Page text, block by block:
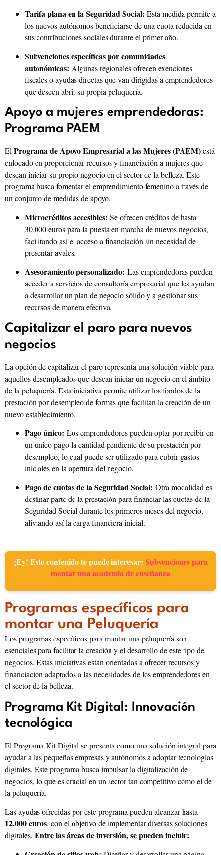
Tarifa plana en la Seguridad Social: Esta medida permite a
los nuevos autónomos beneficiarse de una cuota reducida en
sus contribuciones sociales durante el primer año.
Subvenciones específicas por comunidades
autonómicas: Algunas regionales ofrecen exenciones
fiscales o ayudas directas que van dirigidas a emprendedores
que deseen abrir su propia peluquería.
Apoyo a mujeres emprendedoras:
Programa PAEM
ElPrograma de Apoyo Empresarial a las Mujeres (PAEM)está
enfocado en proporcionar recursos y financiación a mujeres que
desean iniciar su propio negocio en el sector de la belleza. Este
programa busca fomentar el emprendimiento femenino a través de
un conjunto de medidas de apoyo.
Microcréditos accesibles: Se ofrecen créditos de hasta
30.000 euros para la puesta en marcha de nuevos negocios,
facilitando así el acceso a financiación sin necesidad de
presentar avales.
Asesoramiento personalizado: Las emprendedoras pueden
acceder a servicios de consultoría empresarial que les ayudan
a desarrollar un plan de negocio sólido y a gestionar sus
recursos de manera efectiva.
Capitalizar el paro para nuevos
negocios
La opción de capitalizar el paro representa una solución viable para
aquellos desempleados que desean iniciar un negocio en el ámbito
de la peluquería. Esta iniciativa permite utilizar los fondos de la
prestación por desempleo de formas que facilitan la creación de un
nuevo establecimiento.
Pago único: Los emprendedores pueden optar por recibir en
un único pago la cantidad pendiente de su prestación por
desempleo, lo cual puede ser utilizado para cubrir gastos
iniciales en la apertura del negocio.
Pago de cuotas de la Seguridad Social: Otra modalidad es
destinar parte de la prestación para financiar las cuotas de la
Seguridad Social durante los primeros meses del negocio,
aliviando así la carga financiera inicial.
¡Ey! Este contenido te puede interesar: Subvenciones para
montar una academia de enseñanza
Programas específicos para
montar una Peluquería
Los programas específicos para montar una peluquería son
esenciales para facilitar la creación y el desarrollo de este tipo de
negocios. Estas iniciativas están orientadas a ofrecer recursos y
financiación adaptados a las necesidades de los emprendedores en
el sector de la belleza.
Programa Kit Digital: Innovación
tecnológica
El Programa Kit Digital se presenta como una solución integral para
ayudar a las pequeñas empresas y autónomos a adoptar tecnologías
digitales. Este programa busca impulsar la digitalización de
negocios, lo que es crucial en un sector tan competitivo como el de
la peluquería.
Las ayudas ofrecidas por este programa pueden alcanzar hasta
12.000 euros, con el objetivo de implementar diversas soluciones
digitales. Entre las áreas de inversión, se pueden incluir: